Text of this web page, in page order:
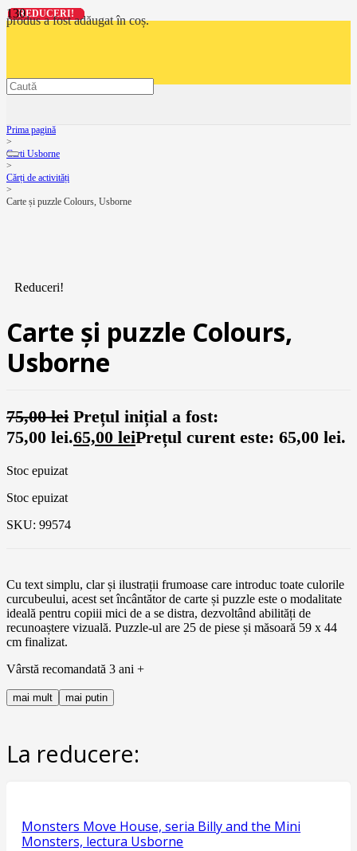
produsa fost adăugat în coș.
Prima pagină
>
Carti Usborne
>
Cărți de activități
>
Carte și puzzle Colours, Usborne
Reduceri!
Carte și puzzle Colours,
Usborne
75,00lei Prețul inițial a fost:
75,00 lei.65,00 leiPrețul curent este: 65,00 lei.
Stoc epuizat
Stoc epuizat
SKU: 99574
Cu text simplu, clar și ilustrații frumoase care introduc toate culorile
curcubeului, acest set încântător de carte și puzzle este o modalitate
ideală pentru copiii mici de a se distra, dezvoltând abilități de
recunoaștere vizuală. Puzzle-ul are 25 de piese și măsoară 59 x 44
cm finalizat.
Vârstă recomandată 3 ani +
mai mult mai putin
La reducere:
REDUCERI!
Monsters Move House, seria Billy and the Mini
Monsters, lectura Usborne
REDUCERI!
REDUCERI!
REDUCERI!